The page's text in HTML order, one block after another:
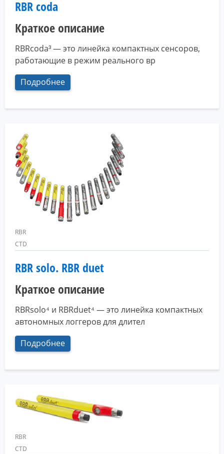
RBR coda
Краткое описание
RBRcoda³ — это линейка компактных сенсоров,
работающие в режим реального вр
Подробнее
RBR
CTD
RBR solo. RBR duet
Краткое описание
RBRsolo⁴ и RBRduet⁴ — это линейка компактных
автономных логгеров для длител
Подробнее
RBR
CTD